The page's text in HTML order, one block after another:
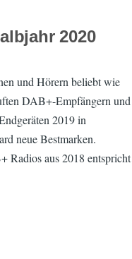
2020
und Hörern beliebt wie
DAB+-Empfängern und
2019 in
neue Bestmarken.
Radios aus 2018 entspricht